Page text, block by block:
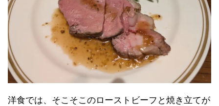
洋食では、そこそこのローストビーフと焼き立てが